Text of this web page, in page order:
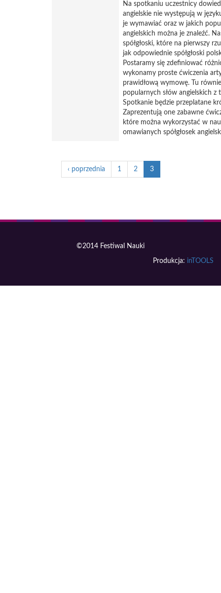
Na spotkaniu uczestnicy
angielskie nie występują w
je wymawiać oraz w jakich
angielskich można je znaleźć.
spółgłoski, które na pierwszy
jak odpowiednie spółgłoski
Postaramy się zdefiniować
wykonamy proste ćwiczenia
prawidłową wymowę. Tu
popularnych słów angielskich z
Spotkanie będzie przeplatane
Zaprezentują one zabawne
które można wykorzystać w
omawianych spółgłosek
‹ poprzednia 1 2 3
©2014 Festiwal Nauki
Produkcja: inTOOLS